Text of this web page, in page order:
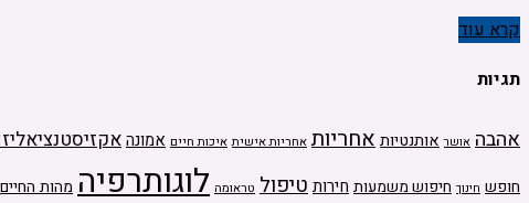
קרא עוד
תגיות
אהבה אושר אותנטיותאחריות אחריות אישית איכות חיים אמונה
חופש חינוך חיפוש משמעות חירותטיפול טראומה לוגותרפיה מהות החיים